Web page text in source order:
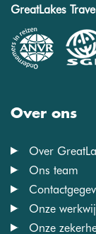
GreatLakes
Over ons
Over
Ons team
Onze
Onze